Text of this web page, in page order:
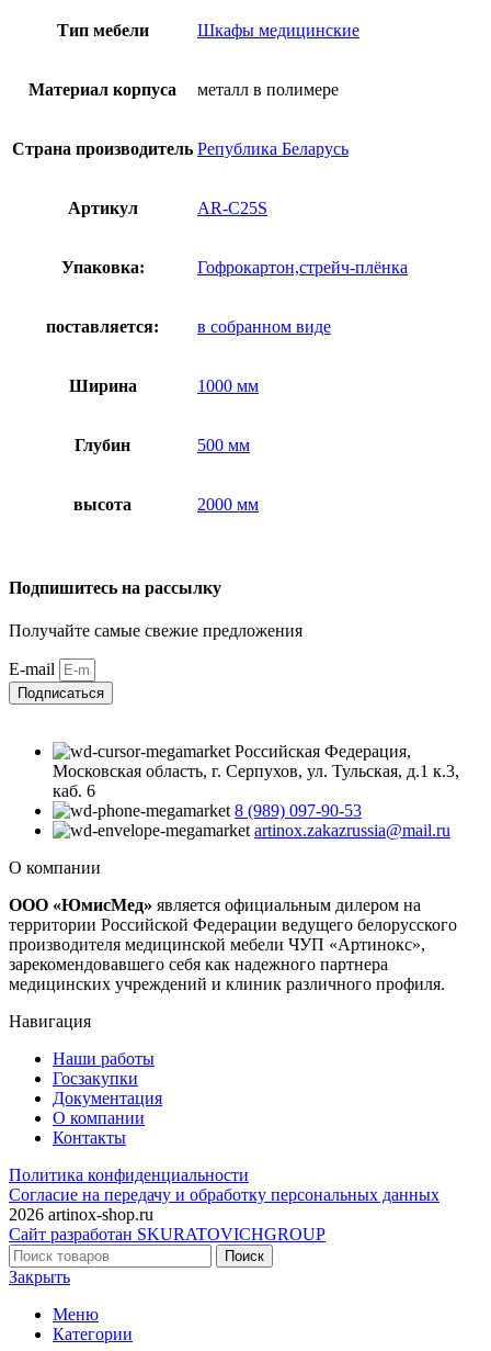
типаТип мебели Шкафы медицинские
Материал корпуса металл в полимере
Страна производитель Република Беларусь
Артикул AR-C25S
Упаковка: Гофрокартон,стрейч-плёнка
поставляется: в собранном виде
Ширина 1000 мм
Глубин 500 мм
высота 2000 мм
Подпишитесь на рассылку
Получайте самые свежие предложения
E-mail
Подписаться
Российская Федерация,
Московская область, г. Серпухов, ул. Тульская, д.1 к.3,
каб. 6
8 (989) 097-90-53
artinox.zakazrussia@mail.ru
О компании
ООО «ЮмисМед» является официальным дилером на
территории Российской Федерации ведущего белорусского
производителя медицинской мебели ЧУП «Артинокс»,
зарекомендовавшего себя как надежного партнера
медицинских учреждений и клиник различного профиля.
Навигация
Наши работы
Госзакупки
Документация
О компании
Контакты
Политика конфиденциальности
Согласие на передачу и обработку персональных данных
2026 artinox-shop.ru
Сайт разработан SKURATOVICHGROUP
Поиск
Закрыть
Меню
Категории